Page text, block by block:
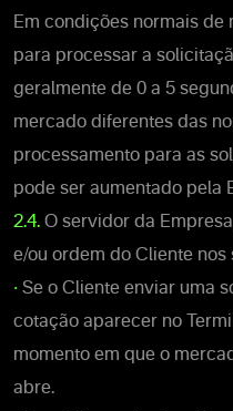
Em condições normais de
para processar a
geralmente de 0 a 5
mercado diferentes das
processamento para as
pode ser aumentado pela
2.4. O servidor da
e/ou ordem do Cliente nos
• Se o Cliente enviar uma
cotação aparecer no
momento em que o
abre.